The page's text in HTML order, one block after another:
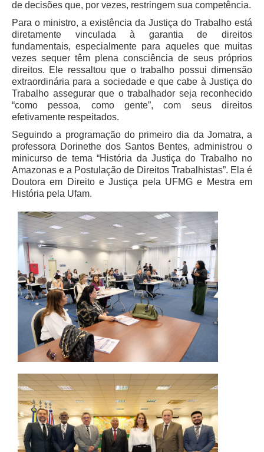
Pontos de Inclusão Digital
Monitoramento do Serviços de TIC
Conexão Inclusiva
Inscrições
Informe de Rendimentos - 2026
Notícias
Todas as Notícias
Buscar Notícias
Comunicados
Campanhas
Galeria de Fotos
Redes Sociais
Fale com a Comunicação
Logomarca
Jurisprudência
Consulta Jurisprudencial
Falcão - Busca por Jurisprudência
Pangea - precedentes qualificados
Súmulas
Precedentes e Ações Coletivas
Centro de Inteligência
de decisões que, por vezes, restringem sua competência.
Para o ministro, a existência da Justiça do Trabalho está
diretamente vinculada à garantia de direitos
fundamentais, especialmente para aqueles que muitas
vezes sequer têm plena consciência de seus próprios
direitos. Ele ressaltou que o trabalho possui dimensão
extraordinária para a sociedade e que cabe à Justiça do
Trabalho assegurar que o trabalhador seja reconhecido
“como pessoa, como gente”, com seus direitos
efetivamente respeitados.
Seguindo a programação do primeiro dia da Jomatra, a
professora Dorinethe dos Santos Bentes, administrou o
minicurso de tema “História da Justiça do Trabalho no
Amazonas e a Postulação de Direitos Trabalhistas”. Ela é
Doutora em Direito e Justiça pela UFMG e Mestra em
História pela Ufam.